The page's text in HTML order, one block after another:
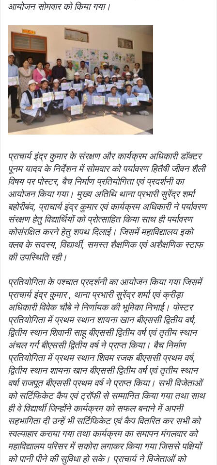
आयोजन सोमवार को किया गया।
प्राचार्य इंद्र कुमार के संरक्षण और कार्यक्रम अधिकारी डॉक्टर
पूनम यादव के निर्देशन में सोमवार को पर्यावरण हितैषी जीवन शैली
विषय पर पोस्टर, बैच निर्माण प्रतियोगिता एवं प्रदर्शनी का
आयोजन किया गया। मुख्य अतिथि थाना प्रभारी सुरेंद्र शर्मा
बहोरीबंद, प्राचार्य इंद्र कुमार एवं कार्यक्रम अधिकारी ने पर्यावरण
संरक्षण हेतु विद्यार्थियों को प्रोत्साहित किया साथ ही पर्यावरण
कोसंरक्षित करने हेतु शपथ दिलाई। जिसमें महाविद्यालय इको
क्लब के सदस्य, विद्यार्थी, समस्त शैक्षणिक एवं अशैक्षणिक स्टाफ
की उपस्थिति रही।
प्रतियोगिता के पश्चात प्रदर्शनी का आयोजन किया गया जिसमें
प्राचार्य इंद्र कुमार , थाना प्रभारी सुरेंद्र शर्मा एवं क्रीड़ा
अधिकारी विवेक चौबे ने निर्णायक की भूमिका निभाई। पोस्टर
प्रतियोगिता में प्रथम स्थान शायना खान बीएससी द्वितीय वर्ष,
द्वितीय स्थान शिवानी साहू बीएससी द्वितीय वर्ष एवं तृतीय स्थान
अंचल गर्ग बीएससी द्वितीय वर्ष ने प्राप्त किया। बैच निर्माण
प्रतियोगिता में प्रथम स्थान शिवम रजक बीएससी प्रथम वर्ष,
द्वितीय स्थान शायना खान बीएससी द्वितीय वर्ष एवं तृतीय स्थान
वर्षा राजपूत बीएससी प्रथम वर्ष ने प्राप्त किया। सभी विजेताओं
को सर्टिफिकेट कैप एवं ट्रॉफी से सम्मानित किया गया तथा साथ
ही वे विद्यार्थी जिन्होंने कार्यक्रम को सफल बनाने में अपनी
सहभागिता दी उन्हें भी सर्टिफिकेट एवं कैप वितरित कर सभी को
स्वल्पाहार कराया गया तथा कार्यक्रम का समापन मंगलवार को
महाविद्यालय परिसर में सकोरा लगाकर किया गया जिससे पक्षियों
को पानी पीने की सुविधा हो सके। प्राचार्य ने विजेताओं को